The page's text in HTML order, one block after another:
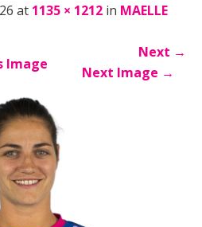
at 1135 × 1212 in MAELLE
Next →
Image Next Image →